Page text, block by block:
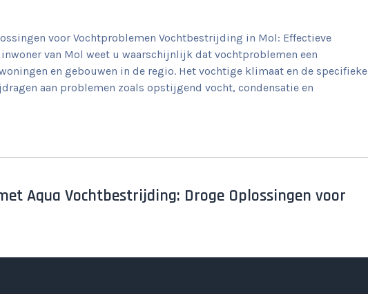
voor Vochtproblemen Vochtbestrijding in Mol: Effectieve
van Mol weet u waarschijnlijk dat vochtproblemen een
en gebouwen in de regio. Het vochtige klimaat en de specifieke
aan problemen zoals opstijgend vocht, condensatie en
Aqua Vochtbestrijding: Droge Oplossingen voor